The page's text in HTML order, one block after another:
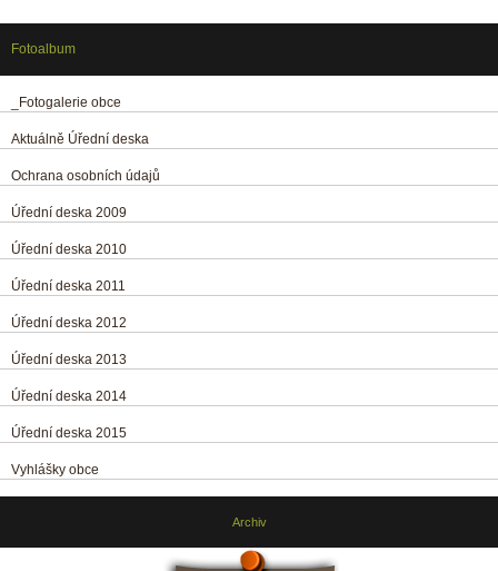
Fotoalbum
_Fotogalerie obce
Aktuálně Úřední deska
Ochrana osobních údajů
Úřední deska 2009
Úřední deska 2010
Úřední deska 2011
Úřední deska 2012
Úřední deska 2013
Úřední deska 2014
Úřední deska 2015
Vyhlášky obce
Archiv